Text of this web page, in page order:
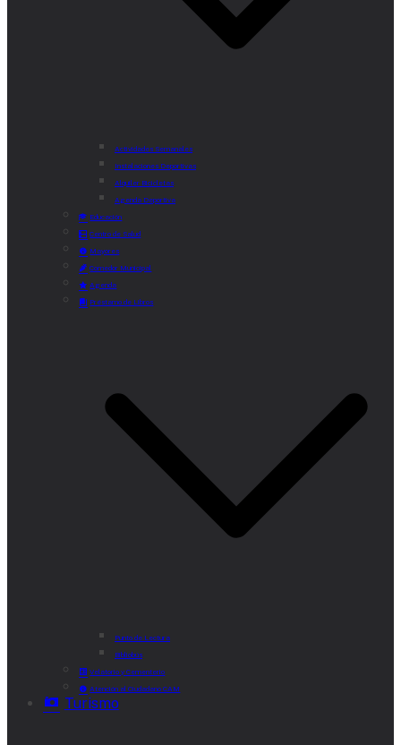
Actividades Semanales
Instalaciones Deportivas
Alquiler Bicicletas
Agenda Deportiva
Educación
Centro de Salud
Mayores
Comedor Municipal
Agenda
Préstamo de Libros
Punto de Lectura
Bibliobús
Velatorio y Cementerio
Atención al Ciudadano CAM
Turismo